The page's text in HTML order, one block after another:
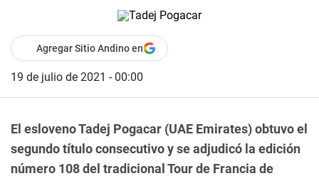
Agregar Sitio Andino en
19 de julio de 2021 - 00:00
El esloveno Tadej Pogacar (UAE Emirates) obtuvo el
segundo título consecutivo y se adjudicó la edición
número 108 del tradicional Tour de Francia de